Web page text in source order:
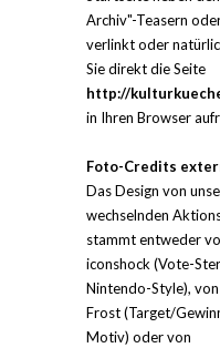
Archiv"-Teasern
verlinktoder
Sie direkt die Seite
http://
in Ihren Browser
Foto-Credits
Das Design von
wechselnden
stammt entweder
iconshock (Vote-
Nintendo-Style), von
Frost (Target/
Motiv) oder von